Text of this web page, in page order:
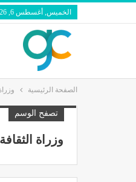
الخميس, أغسطس 6, 2026
الصفحة الرئيسية
تصفح الوسم
وزراة